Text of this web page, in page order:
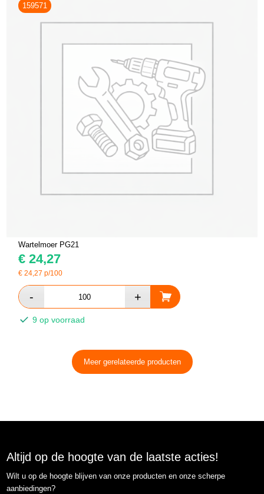
159571
Wartelmoer PG21
€ 24,27
€24,27 p/100
9 op voorraad
Meer gerelateerde producten
Altijd op de hoogte van de laatste acties!
Wilt u op de hoogte blijven van onze producten en onze scherpe
aanbiedingen?